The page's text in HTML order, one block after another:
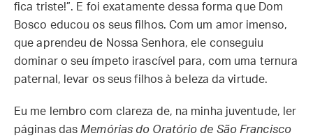
fica triste!”. E foi exatamente dessa forma que Dom
Bosco educou os seus filhos. Com um amor imenso,
que aprendeu de Nossa Senhora, ele conseguiu
dominar o seu ímpeto irascível para, com uma ternura
paternal, levar os seus filhos à beleza da virtude.
Eu me lembro com clareza de, na minha juventude, ler
páginas das Memórias do Oratório de São Francisco